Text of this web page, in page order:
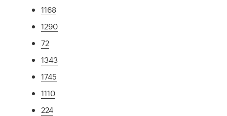
1168
1290
72
1343
1745
1110
224